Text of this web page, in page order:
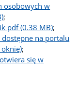
osobowych w
;
pdf (0.38 MB);
na portalu
;
się w